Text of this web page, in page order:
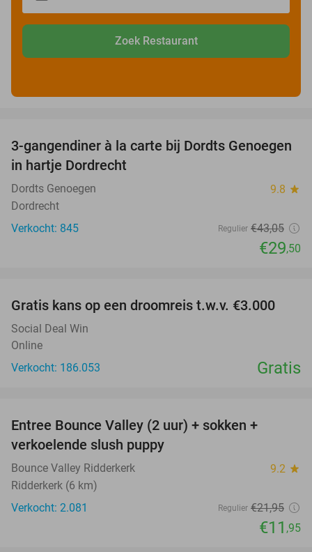
Zoek Restaurant
31%
3-gangendiner à la carte bij Dordts Genoegen
in hartje Dordrecht
Dordts Genoegen 9.8 star
Dordrecht
Verkocht: 845
Regulier €43,05
€29,50
Gratis kans op een droomreis t.w.v. €3.000
Social Deal Win
Online
Verkocht: 186.053
Gratis
Entree Bounce Valley (2 uur) + sokken +
verkoelende slush puppy
Bounce Valley Ridderkerk 9.2 star
Ridderkerk (6 km)
Verkocht: 2.081
Regulier €21,95
€11 ,95